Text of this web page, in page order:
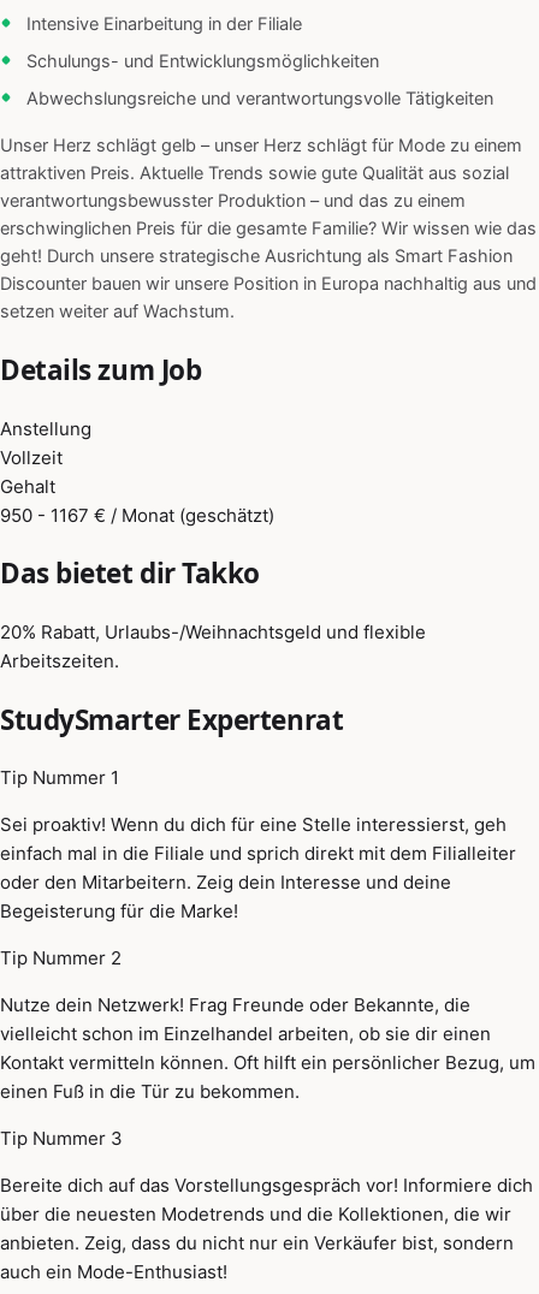
Intensive Einarbeitung in der Filiale
Schulungs- und Entwicklungsmöglichkeiten
Abwechslungsreiche und verantwortungsvolle Tätigkeiten
Unser Herz schlägt gelb – unser Herz schlägt für Mode zu einem
attraktiven Preis. Aktuelle Trends sowie gute Qualität aus sozial
verantwortungsbewusster Produktion – und das zu einem
erschwinglichen Preis für die gesamte Familie? Wir wissen wie das
geht! Durch unsere strategische Ausrichtung als Smart Fashion
Discounter bauen wir unsere Position in Europa nachhaltig aus und
setzen weiter auf Wachstum.
Details zum Job
Anstellung
Vollzeit
Gehalt
950 - 1167 € / Monat (geschätzt)
Das bietet dir Takko
20% Rabatt, Urlaubs-/Weihnachtsgeld und flexible
Arbeitszeiten.
StudySmarter Expertenrat
Tip Nummer 1
Sei proaktiv! Wenn du dich für eine Stelle interessierst, geh
einfach mal in die Filiale und sprich direkt mit dem Filialleiter
oder den Mitarbeitern. Zeig dein Interesse und deine
Begeisterung für die Marke!
Tip Nummer 2
Nutze dein Netzwerk! Frag Freunde oder Bekannte, die
vielleicht schon im Einzelhandel arbeiten, ob sie dir einen
Kontakt vermitteln können. Oft hilft ein persönlicher Bezug, um
einen Fuß in die Tür zu bekommen.
Tip Nummer 3
Bereite dich auf das Vorstellungsgespräch vor! Informiere dich
über die neuesten Modetrends und die Kollektionen, die wir
anbieten. Zeig, dass du nicht nur ein Verkäufer bist, sondern
auch ein Mode-Enthusiast!